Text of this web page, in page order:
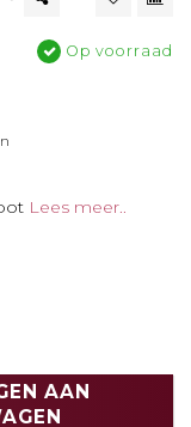
Op voorraad
Lees meer..
AAN